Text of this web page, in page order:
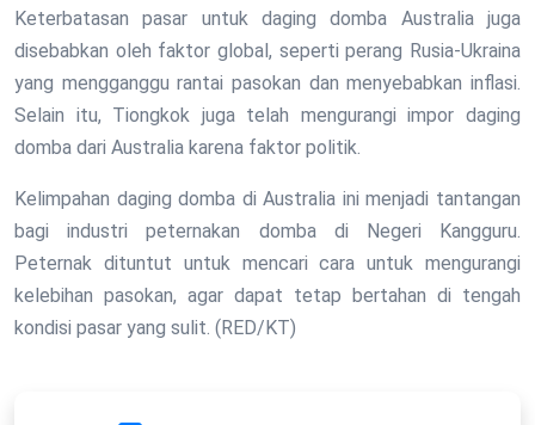
Keterbatasan pasar untuk daging domba Australia juga
disebabkan oleh faktor global, seperti perang Rusia-Ukraina
yang mengganggu rantai pasokan dan menyebabkan inflasi.
Selain itu, Tiongkok juga telah mengurangi impor daging
domba dari Australia karena faktor politik.
Kelimpahan daging domba di Australia ini menjadi tantangan
bagi industri peternakan domba di Negeri Kangguru.
Peternak dituntut untuk mencari cara untuk mengurangi
kelebihan pasokan, agar dapat tetap bertahan di tengah
kondisi pasar yang sulit. (RED/KT)